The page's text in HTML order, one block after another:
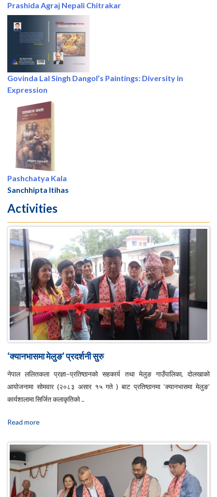
Prashida Agraj Nepali Chitrakar
Govinda Lal Singh Dangol’s Paintings: Diversity in
Expression
Pashchatya Kala
Sanchhipta Itihas
Activities
‘क्यानभासमा मेलुङ’ प्रदर्शनी सुरु
नेपाल ललितकला प्रज्ञा–प्रतिष्ठानको सहकार्य तथा मेलुङ गाउँपालिका, दोलखाको
आयोजनामा सोमवार (२०८३ असार १५ गते ) बाट प्रतिष्ठानमा ‘क्यानभासमा मेलुङ’
कार्यशालामा सिर्जित कलाकृतिको ..
Read more